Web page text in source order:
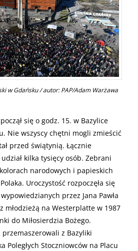
w Gdańsku / autor: PAP/Adam Warżawa
się o godz. 15. w Bazylice
Nie wszyscy chętni mogli zmieścić
przed świątynią. Łącznie
kilka tysięcy osób. Zebrani
narodowych i papieskich
Uroczystość rozpoczęła się
przez Jana Pawła
młodzieżą na Westerplatte w 1987
do Miłosierdzia Bożego.
z Bazyliki
Poległych Stoczniowców na Placu